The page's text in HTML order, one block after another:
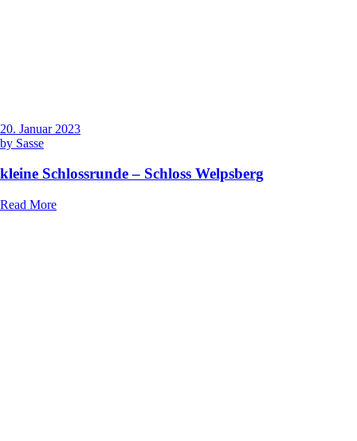
20. Januar 2023
by Sasse
kleine Schlossrunde – Schloss Welpsberg
Read More